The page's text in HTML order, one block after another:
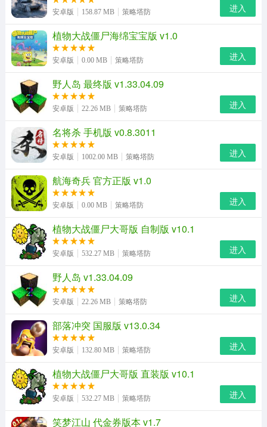
安卓版 158.87 MB 策略塔防 进入
植物大战僵尸海绵宝宝版 v1.0
安卓版 0.00 MB 策略塔防 进入
野人岛 最终版 v1.33.04.09
安卓版 22.26 MB 策略塔防 进入
名将杀 手机版 v0.8.3011
安卓版 1002.00 MB 策略塔防 进入
航海奇兵 官方正版 v1.0
安卓版 0.00 MB 策略塔防 进入
植物大战僵尸大哥版 自制版 v10.1
安卓版 532.27 MB 策略塔防 进入
野人岛 v1.33.04.09
安卓版 22.26 MB 策略塔防 进入
部落冲突 国服版 v13.0.34
安卓版 132.80 MB 策略塔防 进入
植物大战僵尸大哥版 直装版 v10.1
安卓版 532.27 MB 策略塔防 进入
笑梦江山 代金券版本 v1.7